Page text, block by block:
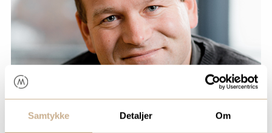
Samtykke Detaljer Om